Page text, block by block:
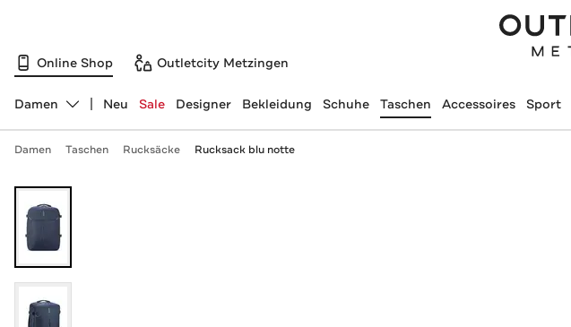
Online Shop Outletcity Metzingen
Abteilung ändern, ausgewählt:
Damen Neu Sale Designer Bekleidung Schuhe Taschen Accessoires Sport
Damen Taschen Rucksäcke Rucksack blu notte